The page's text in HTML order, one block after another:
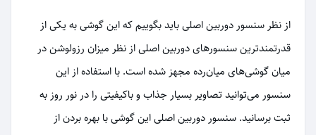
از نظر سنسور دوربین اصلی باید بگوییم که این گوشی به یکی از
قدرتمند‌ترین سنسور‌های دوربین اصلی از نظر میزان رزولوشن در
میان گوشی‌های میان‌رده مجهز شده است. با استفاده از این
سنسور می‌توانید تصاویر بسیار جذاب و با‌کیفیتی را در نور روز به
ثبت برسانید. سنسور دوربین اصلی این گوشی با بهره بردن از